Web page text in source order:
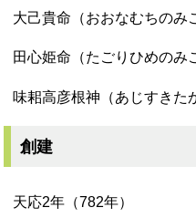
大己貴命（おおなむちのみ
田心姫命（たごりひめのみ
味耜高彦根神（あじすきた
創建
天応2年（782年）